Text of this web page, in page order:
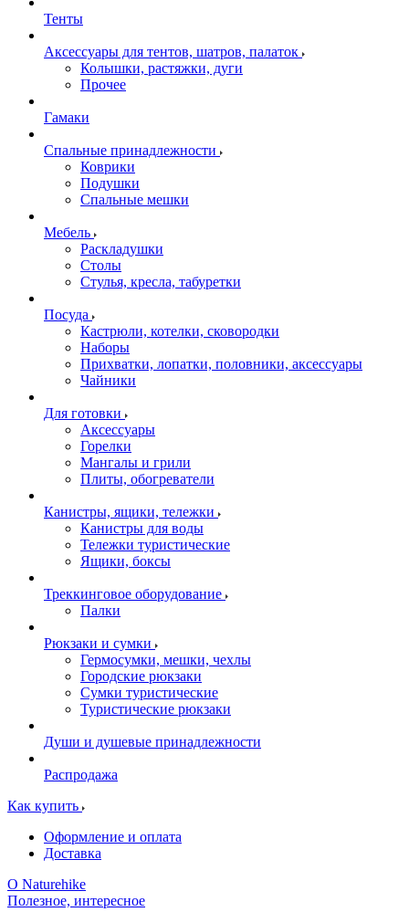
Тенты
Аксессуары для тентов, шатров, палаток
Колышки, растяжки, дуги
Прочее
Гамаки
Спальные принадлежности
Коврики
Подушки
Спальные мешки
Мебель
Раскладушки
Столы
Стулья, кресла, табуретки
Посуда
Кастрюли, котелки, сковородки
Наборы
Прихватки, лопатки, половники, аксессуары
Чайники
Для готовки
Аксессуары
Горелки
Мангалы и грили
Плиты, обогреватели
Канистры, ящики, тележки
Канистры для воды
Тележки туристические
Ящики, боксы
Треккинговое оборудование
Палки
Рюкзаки и сумки
Гермосумки, мешки, чехлы
Городские рюкзаки
Сумки туристические
Туристические рюкзаки
Души и душевые принадлежности
Распродажа
Как купить
Оформление и оплата
Доставка
О Naturehike
Полезное, интересное